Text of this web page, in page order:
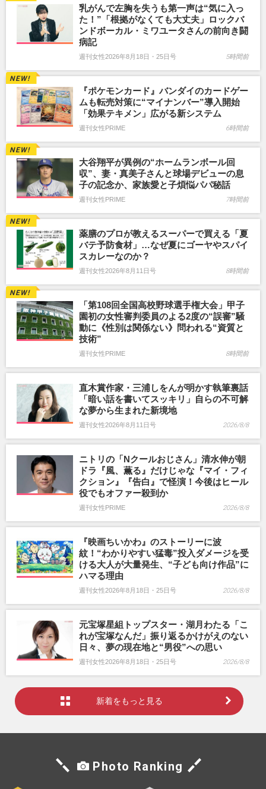
乳がんで左胸を失うも第一声は“気に入っ
た！”「根拠がなくても大丈夫」ロックバ
ンドボーカル・ミワユータさんの前向き闘
病記
週刊女性2026年8月18日・25日号 5時間前
『ポケモンカード』バンダイのカードゲー
ムも転売対策に“マイナンバー”導入開始
「効果テキメン」広がる新システム
週刊女性PRIME 6時間前
大谷翔平が異例の“ホームランボール回
収”、妻・真美子さんと球場デビューの息
子の記念か、家族愛と子煩悩パパ秘話
週刊女性PRIME 7時間前
薬膳のプロが教えるスーパーで買える「夏
バテ予防食材」…なぜ夏にゴーヤやスパイ
スカレーなのか？
週刊女性2026年8月11日号 8時間前
「第108回全国高校野球選手権大会」甲子
園初の女性審判委員のよる2度の“誤審”騒
動に《性別は関係ない》問われる“資質と
技術”
週刊女性PRIME 8時間前
直木賞作家・三浦しをんが明かす執筆裏話
「暗い話を書いてスッキリ」自らの不可解
な夢から生まれた新境地
週刊女性2026年8月11日号 2026/8/8
ニトリの「Nクールおじさん」清水伸が朝
ドラ『風、薫る』だけじゃな『マイ・フィ
クション』『告白』で怪演！今後はヒール
役でもオファー殺到か
週刊女性PRIME 2026/8/8
『映画ちいかわ』のストーリーに波
紋！“わかりやすい猛毒”投入ダメージを受
ける大人が大量発生、“子ども向け作品”に
ハマる理由
週刊女性2026年8月18日・25日号 2026/8/8
元宝塚星組トップスター・湖月わたる「こ
れが宝塚なんだ」振り返るかけがえのない
日々、夢の現在地と“男役”への思い
週刊女性2026年8月18日・25日号 2026/8/8
新着をもっと見る
Photo Ranking